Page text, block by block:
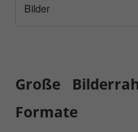
Bilder
Große
Formate